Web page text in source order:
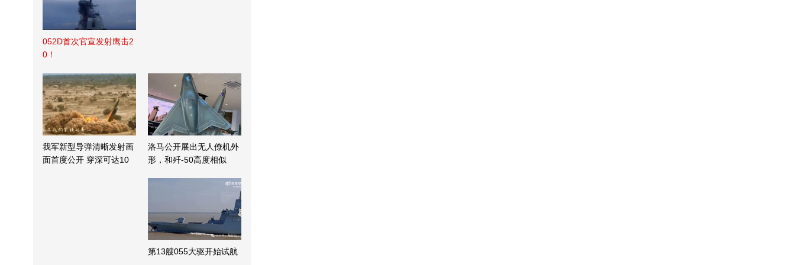
052D首次官宣发射鹰击2
0！
我军新型导弹清晰发射画
面首度公开 穿深可达10
洛马公开展出无人僚机外
形，和歼-50高度相似
第13艘055大驱开始试航